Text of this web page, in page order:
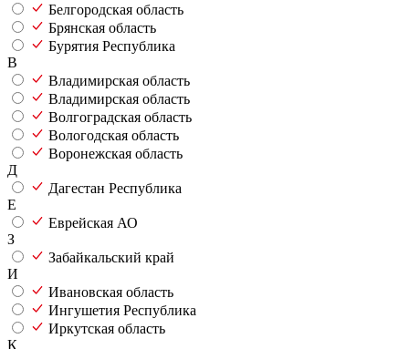
Белгородская область
Брянская область
Бурятия Республика
В
Владимирская область
Владимирская область
Волгоградская область
Вологодская область
Воронежская область
Д
Дагестан Республика
Е
Еврейская АО
З
Забайкальский край
И
Ивановская область
Ингушетия Республика
Иркутская область
К